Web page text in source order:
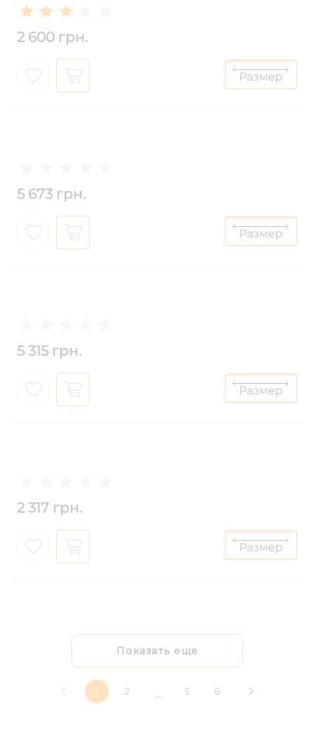
2 600 грн.
5 673 грн.
5 315 грн.
2 317 грн.
Показать еще
1 2 ... 5 6